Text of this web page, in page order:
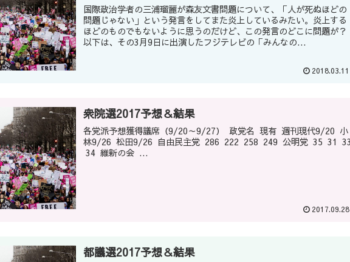
国際政治学者の三浦瑠麗が森友文書問題について、「人が死ぬほどの
問題じゃない」という発言をしてまた炎上しているみたい。炎上する
ほどのものでもないように思うのだけど、この発言のどこに問題が？
以下は、その3月9日に出演したフジテレビの「みんなの...
2018.03.11
衆院選2017予想＆結果
各党派予想獲得議席（9/20～9/27） 政党名 現有 週刊現代9/20 小
林9/26 松田9/26 自由民主党 286 222 258 249 公明党 35 31 33
34 維新の会 ...
2017.09.28
都議選2017予想＆結果